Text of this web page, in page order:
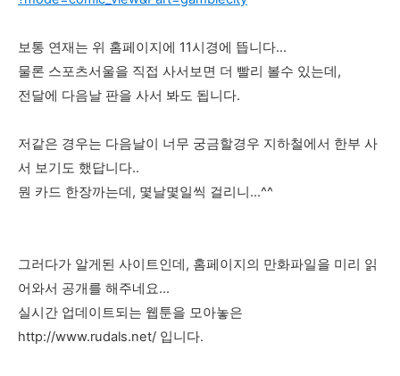
보통 연재는 위 홈페이지에 11시경에 뜹니다...
물론 스포츠서울을 직접 사서보면 더 빨리 볼수 있는데,
전달에 다음날 판을 사서 봐도 됩니다.
저같은 경우는 다음날이 너무 궁금할경우 지하철에서 한부 사
서 보기도 했답니다..
뭔 카드 한장까는데, 몇날몇일씩 걸리니...^^
그러다가 알게된 사이트인데, 홈페이지의 만화파일을 미리 읽
어와서 공개를 해주네요...
실시간 업데이트되는 웹툰을 모아놓은
http://www.rudals.net/ 입니다.